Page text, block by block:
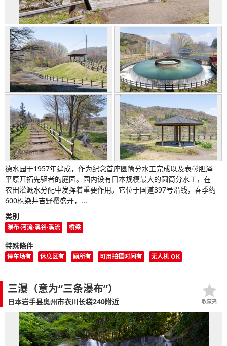
德水园于1957年建成，作为纪念首座圆筒分水工完成以及表彰胆泽
平原开拓先驱者的庭园。园内设有日本规模最大的圆筒分水工，在
农田灌溉水分配中发挥着重要作用。它位于国道397号沿线，春季约
600株染井吉野樱盛开，...
类别
瀑布·河流·溪谷·溪流 桥梁
特殊條件
停车场有 休息区有 厕所有 可用拍摄时间有 无人机 OK
三瀑（意为“三条瀑布”）
日本岩手县奥州市衣川长袋240附近 收藏夹